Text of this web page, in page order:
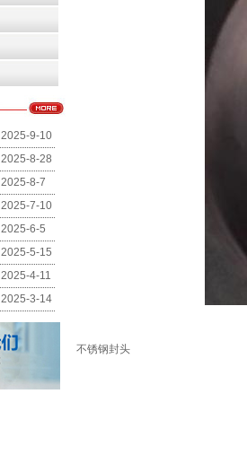
2025-9-10
2025-8-28
2025-8-7
2025-7-10
2025-6-5
2025-5-15
2025-4-11
2025-3-14
不锈钢封头